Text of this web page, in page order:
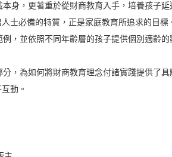
身，更著重於從財商教育入手，培養孩子
士必備的特質，正是家庭教育所追求的目標
，並依照不同年齡層的孩子提供個別適齡
，為如何將財商教育理念付諸實踐提供了
動。